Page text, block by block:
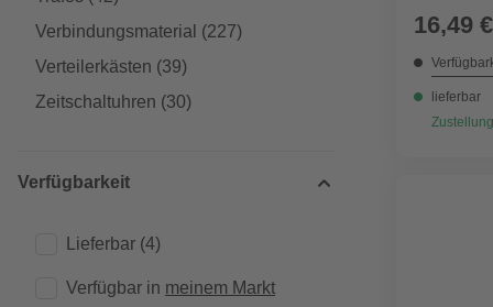
Verbindungsmaterial (227)
Verteilerkästen (39)
Zeitschaltuhren (30)
Verfügbarkeit
Lieferbar (4)
Verfügbar in meinem Markt
16,49 €
lieferbar